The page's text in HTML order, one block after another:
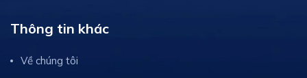
Thông tin khác
Về chúng tôi